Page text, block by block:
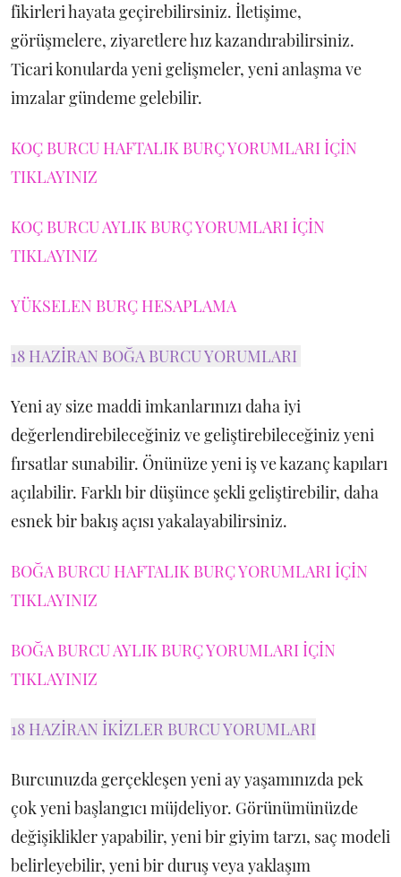
fikirleri hayata geçirebilirsiniz. İletişime,
görüşmelere, ziyaretlere hız kazandırabilirsiniz.
Ticari konularda yeni gelişmeler, yeni anlaşma ve
imzalar gündeme gelebilir.
KOÇ BURCU HAFTALIK BURÇ YORUMLARI İÇİN
TIKLAYINIZ
KOÇ BURCU AYLIK BURÇ YORUMLARI İÇİN
TIKLAYINIZ
YÜKSELEN BURÇ HESAPLAMA
18 HAZİRAN BOĞA BURCU YORUMLARI
Yeni ay size maddi imkanlarınızı daha iyi
değerlendirebileceğiniz ve geliştirebileceğiniz yeni
fırsatlar sunabilir. Önünüze yeni iş ve kazanç kapıları
açılabilir. Farklı bir düşünce şekli geliştirebilir, daha
esnek bir bakış açısı yakalayabilirsiniz.
BOĞA BURCU HAFTALIK BURÇ YORUMLARI İÇİN
TIKLAYINIZ
BOĞA BURCU AYLIK BURÇ YORUMLARI İÇİN
TIKLAYINIZ
18 HAZİRAN İKİZLER BURCU YORUMLARI
Burcunuzda gerçekleşen yeni ay yaşamınızda pek
çok yeni başlangıcı müjdeliyor. Görünümünüzde
değişiklikler yapabilir, yeni bir giyim tarzı, saç modeli
belirleyebilir, yeni bir duruş veya yaklaşım